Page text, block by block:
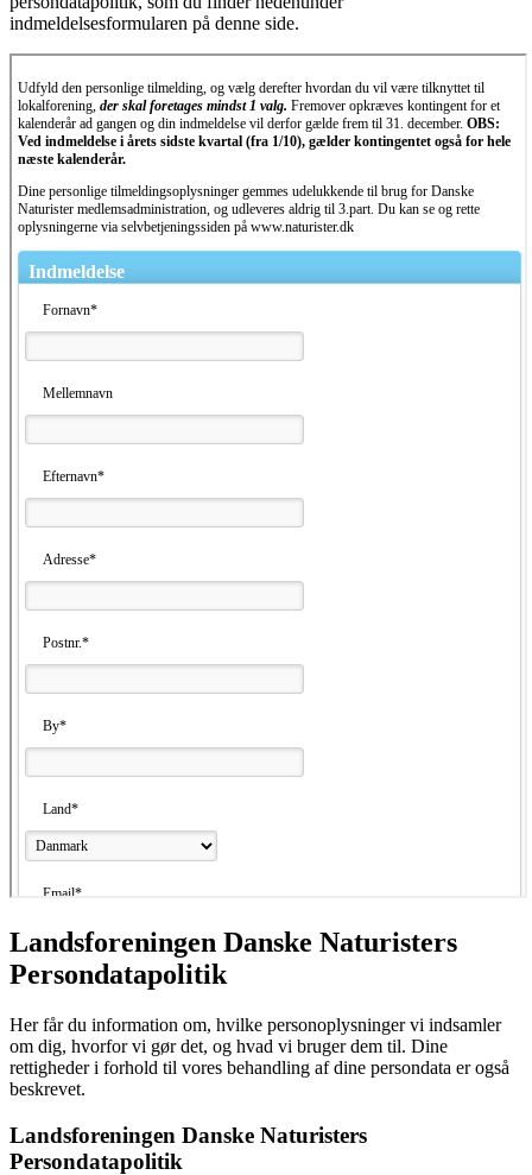
indmeldelsesformularen på denne side.
Landsforeningen Danske Naturisters
Persondatapolitik
Her får du information om, hvilke personoplysninger vi indsamler
om dig, hvorfor vi gør det, og hvad vi bruger dem til. Dine
rettigheder i forhold til vores behandling af dine persondata er også
beskrevet.
Landsforeningen Danske Naturisters
Persondatapolitik